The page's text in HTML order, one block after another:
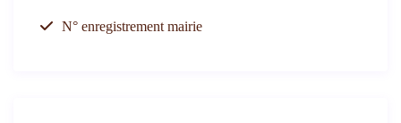
N° enregistrement mairie